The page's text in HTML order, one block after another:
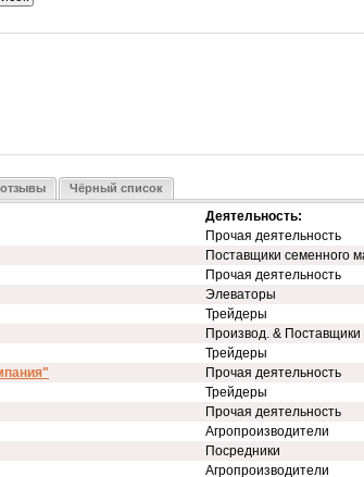
Чёрный список
Деятельность:
Прочая деятельность
Поставщики семенного
Прочая деятельность
Элеваторы
Трейдеры
Производ. & Поставщики
Трейдеры
Прочая деятельность
Трейдеры
Прочая деятельность
Агропроизводители
Посредники
Агропроизводители